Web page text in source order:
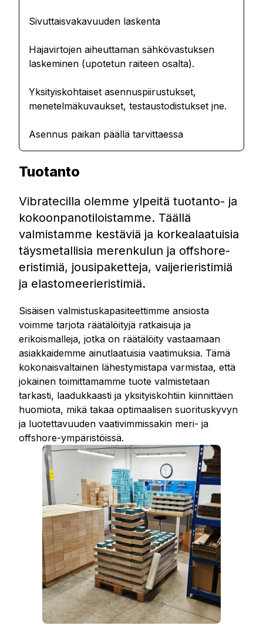
Sivuttaisvakavuuden laskenta
Hajavirtojen aiheuttaman sähkövastuksen
laskeminen (upotetun raiteen osalta).
Yksityiskohtaiset asennuspiirustukset,
menetelmäkuvaukset, testaustodistukset jne.
Asennus paikan päällä tarvittaessa
Tuotanto
Vibratecilla olemme ylpeitä tuotanto- ja
kokoonpanotiloistamme. Täällä
valmistamme kestäviä ja korkealaatuisia
täysmetallisia merenkulun ja offshore-
eristimiä, jousipaketteja, vaijerieristimiä
ja elastomeerieristimiä.
Sisäisen valmistuskapasiteettimme ansiosta
voimme tarjota räätälöityjä ratkaisuja ja
erikoismalleja, jotka on räätälöity vastaamaan
asiakkaidemme ainutlaatuisia vaatimuksia. Tämä
kokonaisvaltainen lähestymistapa varmistaa, että
jokainen toimittamamme tuote valmistetaan
tarkasti, laadukkaasti ja yksityiskohtiin kiinnittäen
huomiota, mikä takaa optimaalisen suorituskyvyn
ja luotettavuuden vaativimmissakin meri- ja
offshore-ympäristöissä.